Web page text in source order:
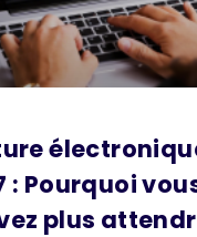
: Pourquoi
plus